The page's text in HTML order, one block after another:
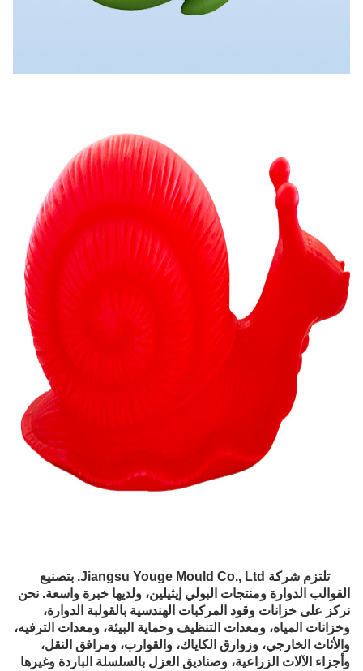
تلتزم شركة Jiangsu Youge Mould Co., Ltd. بتصنيع
القوالب الدوارة ومنتجات البولي إيثيلين، ولديها خبرة واسعة. نحن
نركز على خزانات وقود المركبات الهندسية بالقولبة الدوارة،
وخزانات المياه، ومعدات التنظيف وحماية البيئة، ومعدات الترفيه،
والأثاث الخارجي، وزوارق الكاياك، والقوارب، ومرافق النقل،
وأجزاء الآلات الزراعية، وصناديق العزل بالسلسلة الباردة وغيرها